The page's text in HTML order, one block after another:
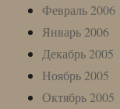
Февраль 2006
Январь 2006
Декабрь 2005
Ноябрь 2005
Октябрь 2005